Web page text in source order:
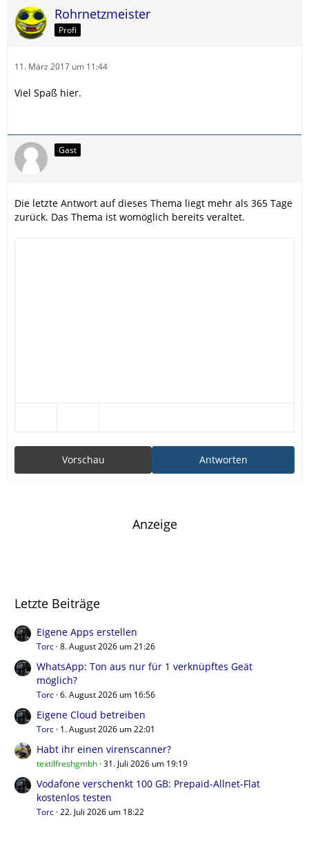
Rohrnetzmeister
Profi
11. März 2017 um 11:44
Viel Spaß hier.
Gast
Die letzte Antwort auf dieses Thema liegt mehr als 365 Tage
zurück. Das Thema ist womöglich bereits veraltet.
Antworten
Vorschau
Anzeige
Letzte Beiträge
Eigene Apps erstellen
Torc 8. August 2026 um 21:26
WhatsApp: Ton aus nur für 1 verknüpftes Geät
möglich?
Torc 6. August 2026 um 16:56
Eigene Cloud betreiben
Torc 1. August 2026 um 22:01
Habt ihr einen virenscanner?
textilfreshgmbh 31. Juli 2026 um 19:19
Vodafone verschenkt 100 GB: Prepaid-Allnet-Flat
kostenlos testen
Torc 22. Juli 2026 um 18:22